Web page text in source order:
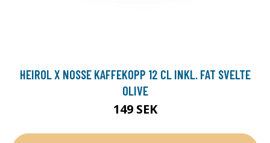
HEIROL X NOSSE KAFFEKOPP 12 CL INKL. FAT SVELTE
OLIVE
149 SEK